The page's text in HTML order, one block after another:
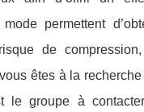
permettent
de
êtes à la recherche
le groupe à